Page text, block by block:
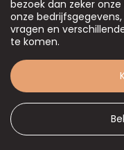
bezoek dan zeker
onze
vragen en
te komen.